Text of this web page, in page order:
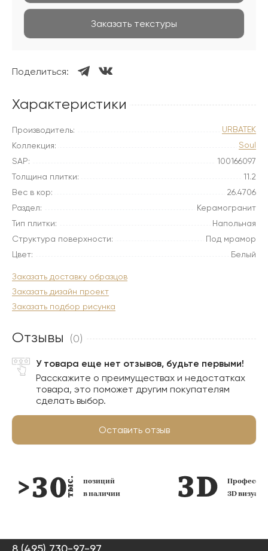
Заказать текстуры
Поделиться:
Характеристики
Производитель:
URBATEK
Коллекция:
Soul
SAP:
100166097
Толщина плитки:
11.2
Вес в кор:
26.4706
Раздел:
Керамогранит
Тип плитки:
Напольная
Структура поверхности:
Под мрамор
Цвет:
Белый
Заказать доставку образцов
Заказать дизайн проект
Заказать подбор рисунка
Отзывы (0)
У товара еще нет отзывов, будьте первыми!
Расскажите о преимуществах и недостатках
товара, это поможет другим покупателям
сделать выбор.
Оставить отзыв
позиций
в наличии
3D
8 (495) 730-97-97